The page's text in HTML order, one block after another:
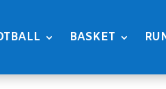
BASKET